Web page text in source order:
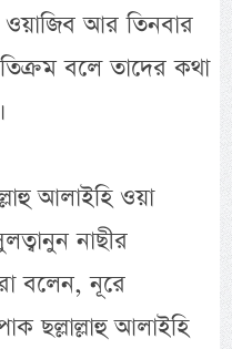
ওয়াজিব আর তিনবার
বলে তাদের কথা
আলাইহি ওয়া
নাছীর
বলেন, নূরে
ছল্লাল্লাহু আলাইহি